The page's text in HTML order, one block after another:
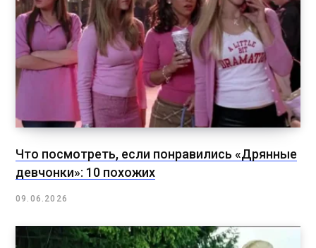
Что посмотреть, если понравились «Дрянные
девчонки»: 10 похожих
09.06.2026